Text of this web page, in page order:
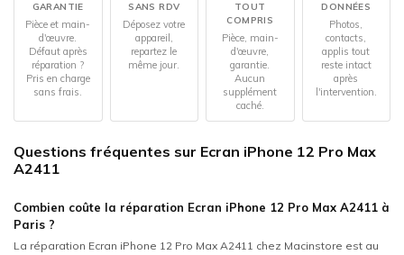
GARANTIE
Pièce et main-
d'œuvre.
Défaut après
réparation ?
Pris en charge
sans frais.
SANS RDV
Déposez votre
appareil,
repartez le
même jour.
TOUT
COMPRIS
Pièce, main-
d'œuvre,
garantie.
Aucun
supplément
caché.
DONNÉES
Photos,
contacts,
applis tout
reste intact
après
l'intervention.
Questions fréquentes sur Ecran iPhone 12 Pro Max
A2411
Combien coûte la réparation Ecran iPhone 12 Pro Max A2411 à
Paris ?
La réparation Ecran iPhone 12 Pro Max A2411 chez Macinstore est au